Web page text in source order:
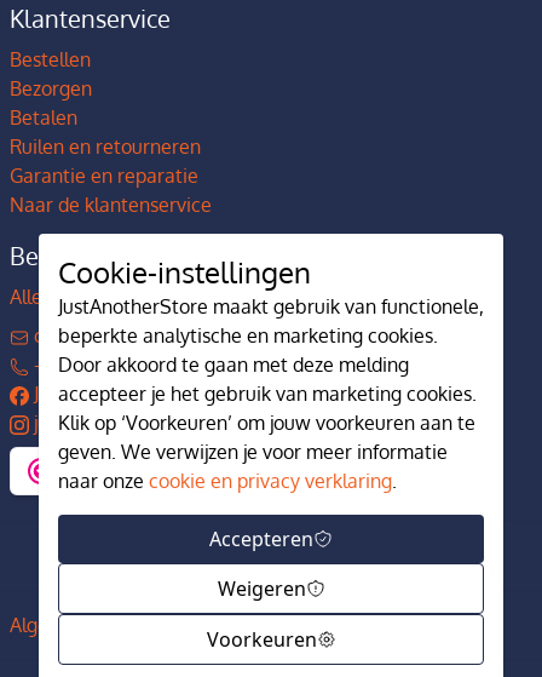
Klantenservice
Bestellen
Bezorgen
Betalen
Ruilen en retourneren
Garantie en reparatie
Naar de klantenservice
Bedrijfsgegevens
Alles over JustAnotherStore
contact@justanotherstore.nl
+31 73 644 7405
JustAnotherStore
justanotherstore.nl
Algemene voorwaarden Privacy en cookiebeleid
Cookie-instellingen
JustAnotherStore maakt gebruik van functionele,
beperkte analytische en marketing cookies.
Door akkoord te gaan met deze melding
accepteer je het gebruik van marketing cookies.
Klik op ‘Voorkeuren’ om jouw voorkeuren aan te
geven. We verwijzen je voor meer informatie
naar onze cookie en privacy verklaring.
Accepteren
Weigeren
Voorkeuren